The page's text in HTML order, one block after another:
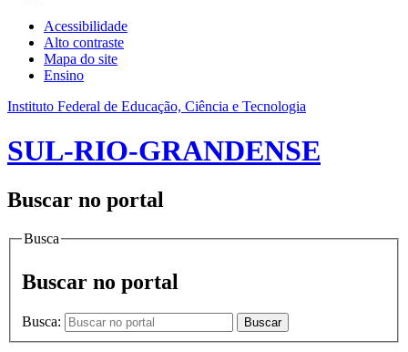
Acessibilidade
Alto contraste
Mapa do site
Ensino
Instituto Federal de Educação, Ciência e Tecnologia
SUL-RIO-GRANDENSE
Buscar no portal
Busca
Buscar no portal
Busca: Buscar